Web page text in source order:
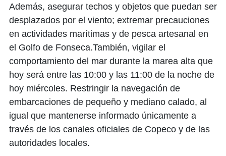
Además, asegurar techos y objetos que puedan ser
desplazados por el viento; extremar precauciones
en actividades marítimas y de pesca artesanal en
el Golfo de Fonseca.También, vigilar el
comportamiento del mar durante la marea alta que
hoy será entre las 10:00 y las 11:00 de la noche de
hoy miércoles. Restringir la navegación de
embarcaciones de pequeño y mediano calado, al
igual que mantenerse informado únicamente a
través de los canales oficiales de Copeco y de las
autoridades locales.